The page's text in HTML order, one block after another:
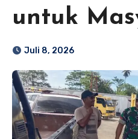
untuk
Juli 8, 2026